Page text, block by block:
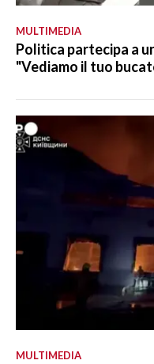
MULTIMEDIA
Politica partecipa a
"Vediamo il tuo
MULTIMEDIA